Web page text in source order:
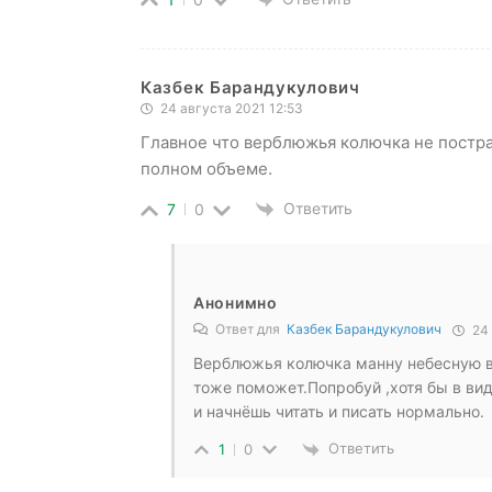
Казбек Барандукулович
24 августа 2021 12:53
Главное что верблюжья колючка не
полном объеме.
7 0 Ответить
Анонимно
Ответ для Казбек Барандукулович 24
Верблюжья колючка манну небесную
тоже поможет.Попробуй ,хотя бы в
и начнёшь читать и писать нормально.
1 0 Ответить